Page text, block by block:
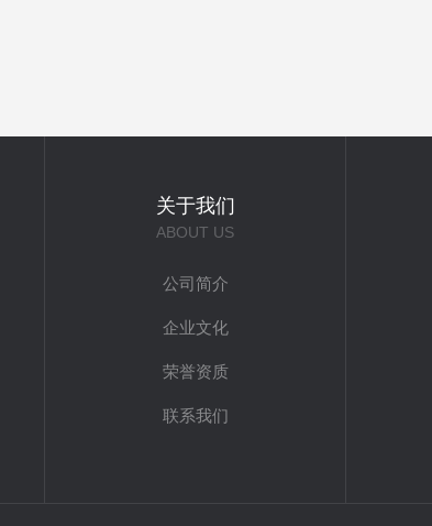
关于我们
ABOUT US
公司简介
企业文化
荣誉资质
联系我们